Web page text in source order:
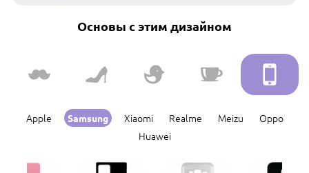
Основы с этим дизайном
Apple Samsung Xiaomi Realme Meizu
Oppo
Huawei